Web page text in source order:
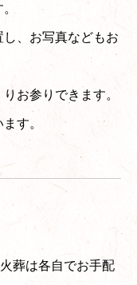
、お写真などもお
お参りできます。
す。
葬は各自でお手配